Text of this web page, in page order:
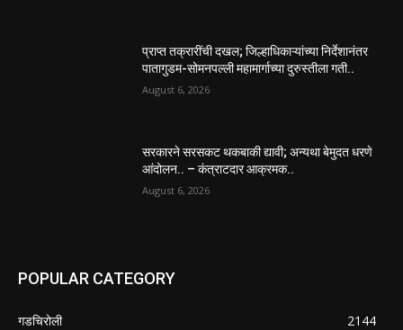
प्राप्त तक्रारींची दखल; जिल्हाधिकाऱ्यांच्या निर्देशानंतर
पातागुडम-सोमनपल्ली महामार्गाच्या दुरुस्तीला गती..
August 6, 2026
सरकारने सरसकट थकबाकी द्यावी; अन्यथा बेमुदत धरणे
आंदोलन.. – कंत्राटदार आक्रमक..
August 6, 2026
POPULAR CATEGORY
गडचिरोली
2144